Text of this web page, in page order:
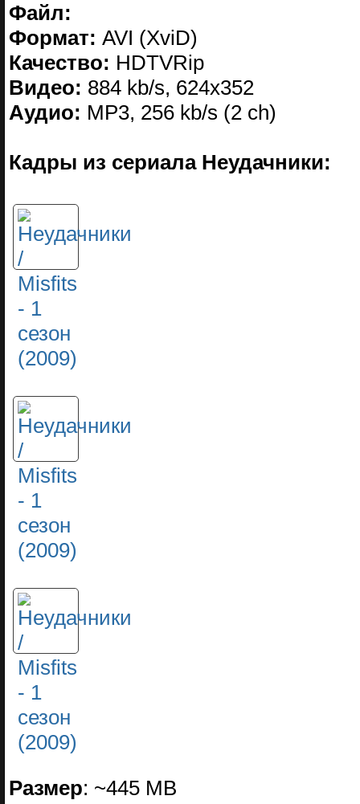
Файл:
Формат: AVI (XviD)
Качество: HDTVRip
Видео: 884 kb/s, 624x352
Аудио: МР3, 256 kb/s (2 ch)
Кадры из сериала Неудачники:
Размер: ~445 MВ